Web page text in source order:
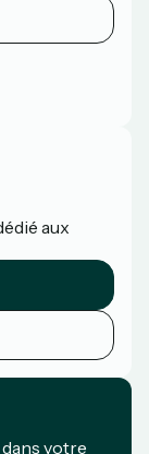
aux
dans votre